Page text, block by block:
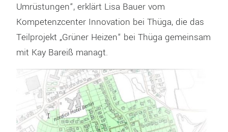
Umrüstungen“, erklärt Lisa Bauer vom
Kompetenzcenter Innovation bei Thüga, die das
Teilprojekt „Grüner Heizen“ bei Thüga gemeinsam
mit Kay Bareiß managt.